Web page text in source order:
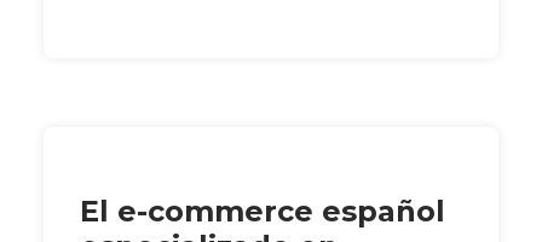
El e-commerce español